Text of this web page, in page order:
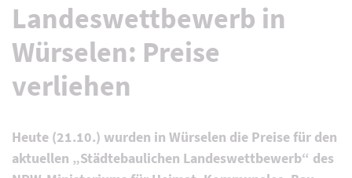
Landeswettbewerb in
Würselen: Preise
verliehen
Heute (21.10.) wurden in Würselen die Preise für den
aktuellen „Städtebaulichen Landeswettbewerb“ des